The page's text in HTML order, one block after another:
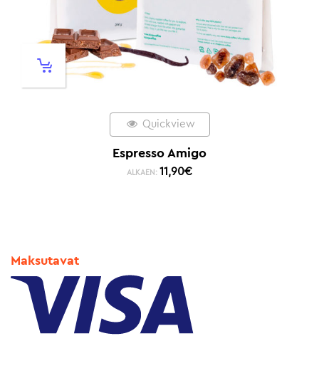
Quickview
Espresso Amigo
ALKAEN: 11,90€
Maksutavat